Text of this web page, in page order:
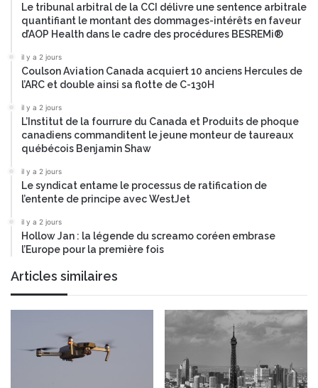
Le tribunal arbitral de la CCI délivre une sentence arbitrale
quantifiant le montant des dommages-intérêts en faveur
d’AOP Health dans le cadre des procédures BESREMi®
il y a 2 jours
Coulson Aviation Canada acquiert 10 anciens Hercules de
l’ARC et double ainsi sa flotte de C-130H
il y a 2 jours
L’Institut de la fourrure du Canada et Produits de phoque
canadiens commanditent le jeune monteur de taureaux
québécois Benjamin Shaw
il y a 2 jours
Le syndicat entame le processus de ratification de
l’entente de principe avec WestJet
il y a 2 jours
Hollow Jan : la légende du screamo coréen embrase
l’Europe pour la première fois
Articles similaires